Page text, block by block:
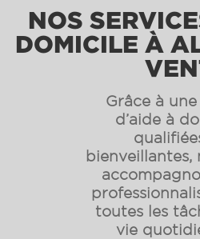
NOS
DOMICILE À
Grâce à
d’aide à
bienveillantes,
toutes les
vie